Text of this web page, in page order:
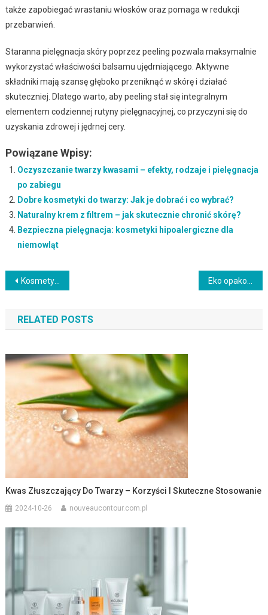
także zapobiegać wrastaniu włosków oraz pomaga w redukcji
przebarwień.
Staranna pielęgnacja skóry poprzez peeling pozwala maksymalnie
wykorzystać właściwości balsamu ujędrniającego. Aktywne
składniki mają szansę głęboko przeniknąć w skórę i działać
skuteczniej. Dlatego warto, aby peeling stał się integralnym
elementem codziennej rutyny pielęgnacyjnej, co przyczyni się do
uzyskania zdrowej i jędrnej cery.
Powiązane Wpisy:
Oczyszczanie twarzy kwasami – efekty, rodzaje i pielęgnacja
po zabiegu
Dobre kosmetyki do twarzy: Jak je dobrać i co wybrać?
Naturalny krem z filtrem – jak skutecznie chronić skórę?
Bezpieczna pielęgnacja: kosmetyki hipoalergiczne dla
niemowląt
Nawigacja
wpisu
Kosmetyki dla 20-latek: pielęgnacja skóry, składniki i porady
RELATED POSTS
Kwas Złuszczający Do Twarzy – Korzyści I Skuteczne Stosowanie
2024-10-26 nouveaucontour.com.pl